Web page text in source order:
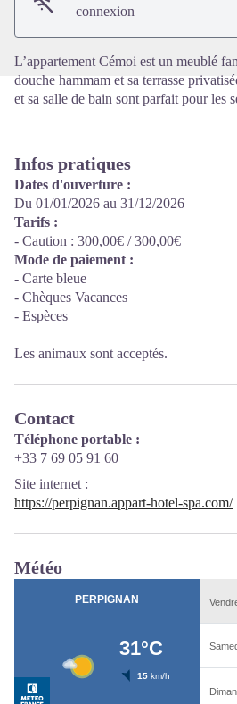
connexion
L’appartement Cémoi est un meublé
douche hammam et sa terrasse
et sa salle de bain sont parfait pour les
Infos pratiques
Dates d'ouverture :
Du 01/01/2026 au 31/12/2026
Tarifs :
- Caution : 300,00€ / 300,00€
Mode de paiement :
- Carte bleue
- Chèques Vacances
- Espèces
Les animaux sont acceptés.
Contact
Téléphone portable :
+33 7 69 05 91 60
Site internet :
https://perpignan.appart-hotel-spa.com/
Météo